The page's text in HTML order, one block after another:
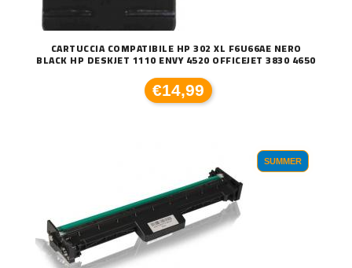
CARTUCCIA COMPATIBILE HP 302 XL F6U66AE NERO
BLACK HP DESKJET 1110 ENVY 4520 OFFICEJET 3830 4650
€14,99
SUMMER